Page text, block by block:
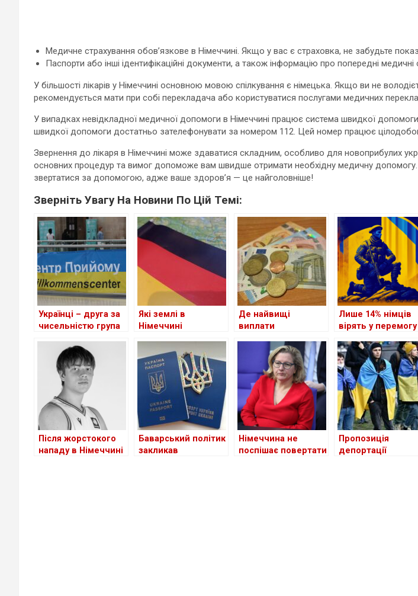
Медичне страхування обов’язкове в Німеччині. Якщо у вас є страховка, не забудьте
Паспорти або інші ідентифікаційні документи, а також інформацію про попередні
У більшості лікарів у Німеччині основною мовою спілкування є німецька. Якщо ви не
рекомендується мати при собі перекладача або користуватися послугами медичних
У випадках невідкладної медичної допомоги в Німеччині працює система швидкої
швидкої допомоги достатньо зателефонувати за номером 112. Цей номер працює
Звернення до лікаря в Німеччині може здаватися складним, особливо для новоприбулих
основних процедур та вимог допоможе вам швидше отримати необхідну медичну допомогу.
звертатися за допомогою, адже ваше здоров’я — це найголовніше!
Зверніть Увагу На Новини По Цій Темі:
Українці – друга за
чисельністю група
Які землі в
Німеччині
біженців із України
станом на сьогодні
Де найвищі
виплати
біженцям серед
країн Європи?
Лише 14% німців
вірять у перемогу
Після жорстокого
нападу в Німеччині
Баварський політик
закликав
Німеччина не
поспішає повертати
Пропозиція
депортації